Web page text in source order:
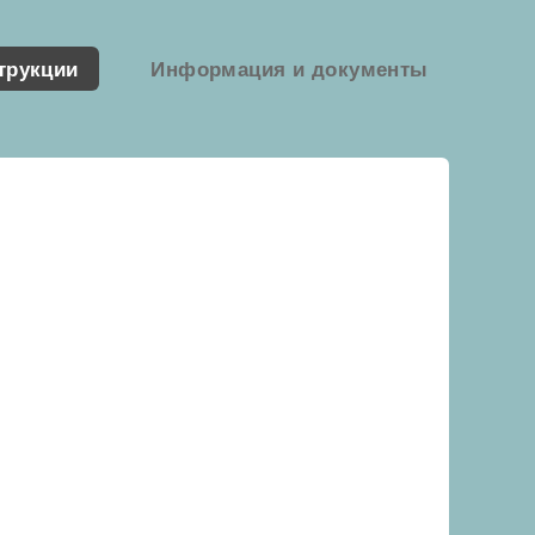
Информация и документы